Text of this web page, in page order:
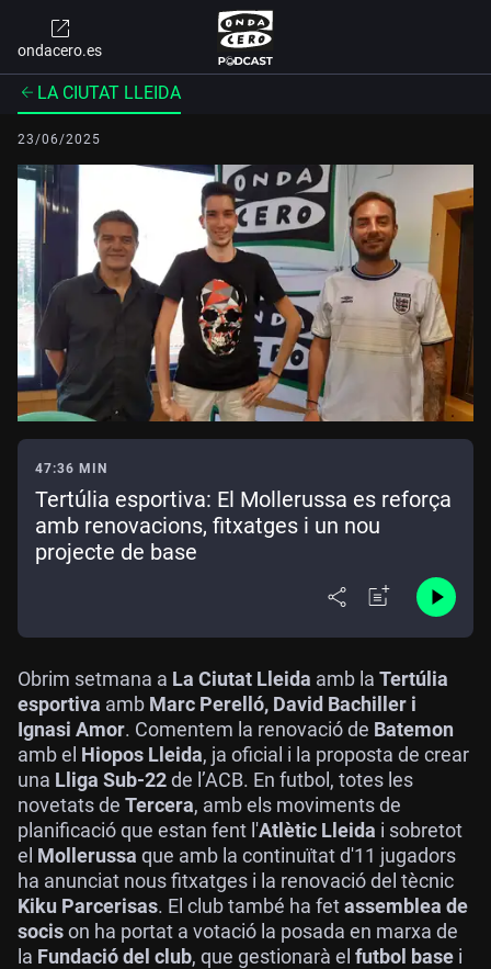
ondacero.es
LA CIUTAT LLEIDA
23/06/2025
47:36 MIN
Tertúlia esportiva: El Mollerussa es reforça
amb renovacions, fitxatges i un nou
projecte de base
Obrim setmana a La Ciutat Lleida amb la Tertúlia
esportiva amb Marc Perelló, David Bachiller i
Ignasi Amor. Comentem la renovació de Batemon
amb el Hiopos Lleida, ja oficial i la proposta de crear
una Lliga Sub-22de l’ACB. En futbol, totes les
novetats de Tercera, amb els moviments de
planificació que estan fent l'Atlètic Lleida i sobretot
el Mollerussa que amb la continuïtat d'11 jugadors
ha anunciat nous fitxatges i la renovació del tècnic
Kiku Parcerisas. El club també ha fetassemblea de
socison ha portat a votació la posada en marxa de
la Fundació del club, que gestionarà el futbol base i